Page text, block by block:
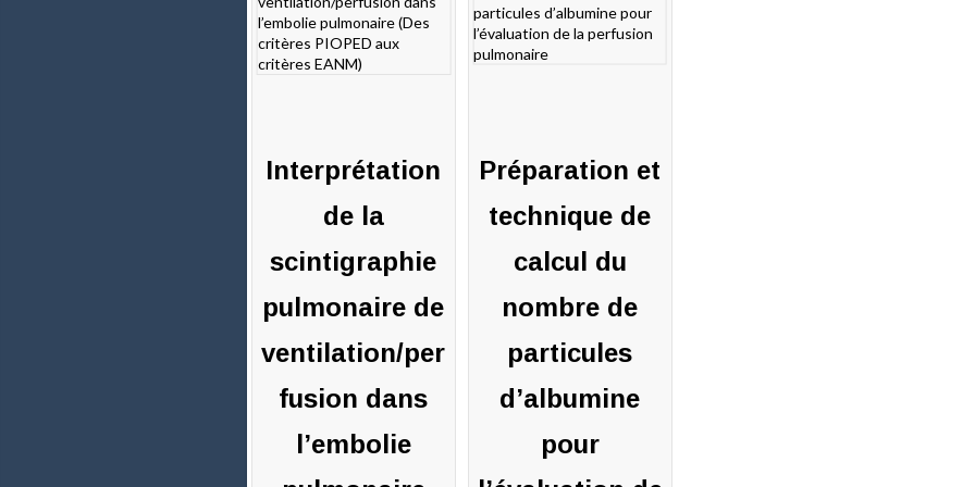
0
commentaires
4 décembre
2019
0
Interprétation
de la
scintigraphie
pulmonaire de
ventilation/per
fusion dans
l’embolie
Préparation et
technique de
calcul du
nombre de
particules
d’albumine
pour